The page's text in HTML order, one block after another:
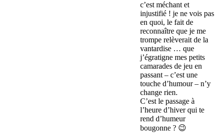
c’est méchant et
injustifié ! je ne vois pas
en quoi, le fait de
reconnaître que je me
trompe relèverait de la
vantardise … que
j’égratigne mes petits
camarades de jeu en
passant – c’est une
touche d’humour – n’y
change rien.
C’est le passage à
l’heure d’hiver qui te
rend d’humeur
bougonne ? 😉